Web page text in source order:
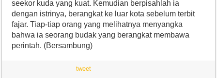
seekor kuda yang kuat. Kemudian berpisahlah ia
dengan istrinya, berangkat ke luar kota sebelum terbit
fajar. Tiap-tiap orang yang melihatnya menyangka
bahwa ia seorang budak yang berangkat membawa
perintah. (Bersambung)
tweet